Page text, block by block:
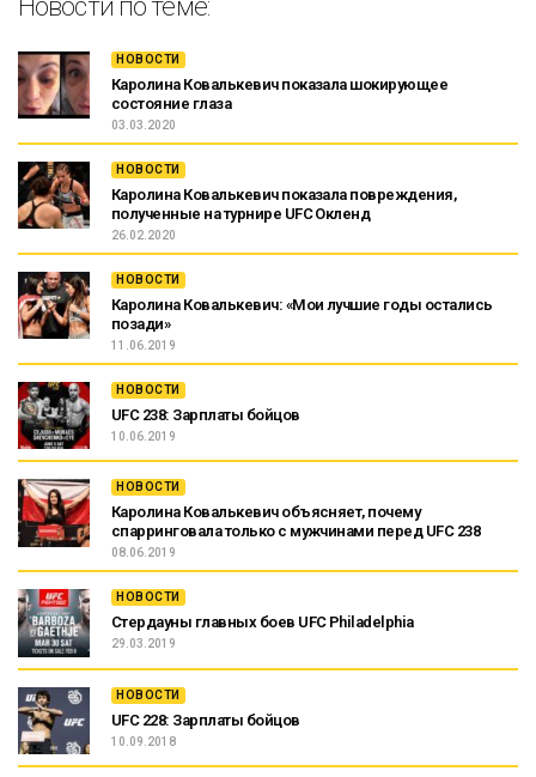
Новости по теме:
НОВОСТИ
Каролина Ковалькевич показала шокирующее
состояние глаза
03.03.2020
НОВОСТИ
Каролина Ковалькевич показала повреждения,
полученные на турнире UFC Окленд
26.02.2020
НОВОСТИ
Каролина Ковалькевич: «Мои лучшие годы остались
позади»
11.06.2019
НОВОСТИ
UFC 238: Зарплаты бойцов
10.06.2019
НОВОСТИ
Каролина Ковалькевич объясняет, почему
спарринговала только с мужчинами перед UFC 238
08.06.2019
НОВОСТИ
Стердауны главных боев UFC Philadelphia
29.03.2019
НОВОСТИ
UFC 228: Зарплаты бойцов
10.09.2018